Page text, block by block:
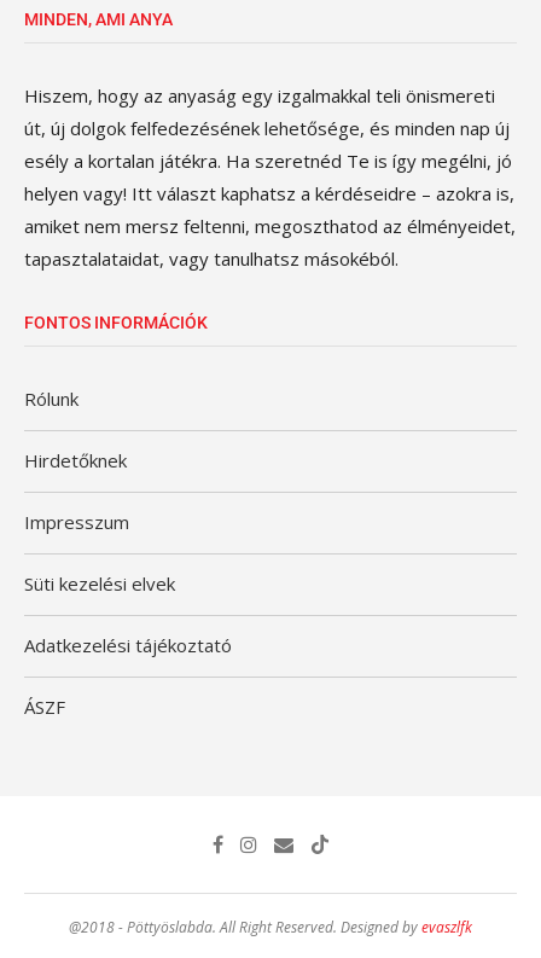
MINDEN, AMI ANYA
Hiszem, hogy az anyaság egy izgalmakkal teli önismereti
út, új dolgok felfedezésének lehetősége, és minden nap új
esély a kortalan játékra. Ha szeretnéd Te is így megélni, jó
helyen vagy! Itt választ kaphatsz a kérdéseidre – azokra is,
amiket nem mersz feltenni, megoszthatod az élményeidet,
tapasztalataidat, vagy tanulhatsz másokéból.
FONTOS INFORMÁCIÓK
Rólunk
Hirdetőknek
Impresszum
Süti kezelési elvek
Adatkezelési tájékoztató
ÁSZF
@2018 - Pöttyöslabda. All Right Reserved. Designed byevaszlfk